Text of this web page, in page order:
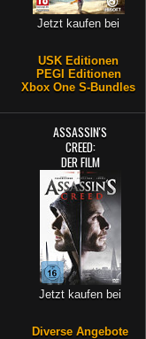
Jetzt kaufen bei
USK Editionen
PEGI Editionen
Xbox One S-Bundles
ASSASSIN'S
CREED:
DER FILM
Jetzt kaufen bei
Diverse Angebote